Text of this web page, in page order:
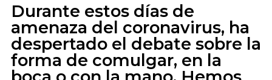
Durante estos días de
amenaza del coronavirus, ha
despertado el debate sobre la
forma de comulgar, en la